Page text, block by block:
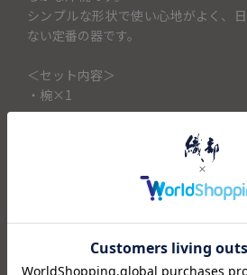
シンプルな形状で使い心地がよく、
ない定番の器です。
＜セット内容＞
・椀×1